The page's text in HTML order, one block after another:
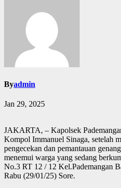
Byadmin
Jan 29, 2025
JAKARTA, – Kapolsek
Kompol Immanuel Sinaga, setelah
pengecekan dan pemantauan
menemui warga yang sedang
No.3 RT 12 / 12 Kel.Pademangan
Rabu (29/01/25) Sore.